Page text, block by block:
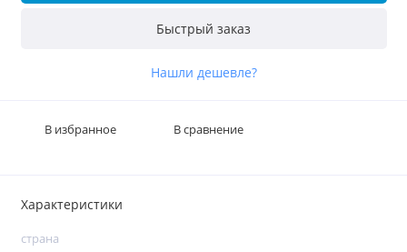
Быстрый заказ
Нашли дешевле?
В избранное В сравнение
Характеристики
страна